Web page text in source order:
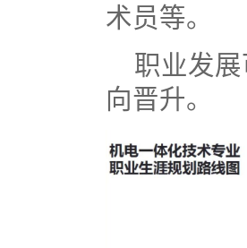
术员等。
职业发
向晋升。